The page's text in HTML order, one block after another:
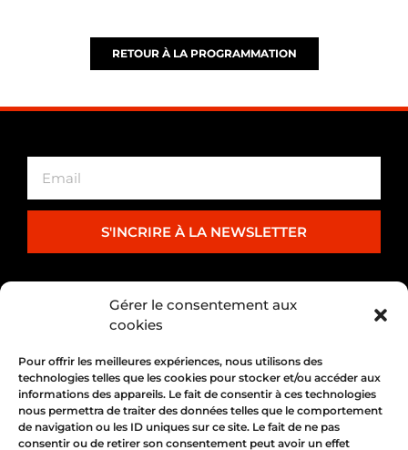
Gérer le consentement aux
cookies
Pour offrir les meilleures expériences, nous utilisons des
technologies telles que les cookies pour stocker et/ou accéder aux
informations des appareils. Le fait de consentir à ces technologies
nous permettra de traiter des données telles que le comportement
de navigation ou les ID uniques sur ce site. Le fait de ne pas
consentir ou de retirer son consentement peut avoir un effet
RETOUR À LA PROGRAMMATION
S'INCRIRE À LA NEWSLETTER
PARTENARIAT